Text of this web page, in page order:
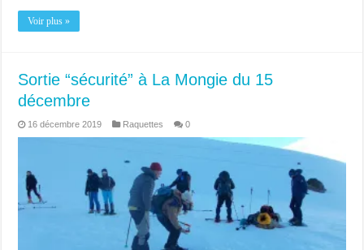
Voir plus »
Sortie “sécurité” à La Mongie du 15
décembre
16 décembre 2019 Raquettes 0